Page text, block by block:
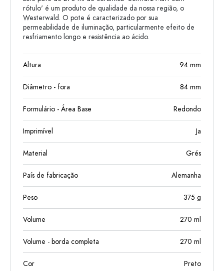
rótulo' é um produto de qualidade da nossa região, o
Westerwald. O pote é caracterizado por sua
permeabilidade de iluminação, particularmente efeito de
resfriamento longo e resistência ao ácido.
Altura 94 mm
Diâmetro - fora 84 mm
Formulário - Área Base Redondo
Imprimível Ja
Material Grés
País de fabricação Alemanha
Peso 375 g
Volume 270 ml
Volume - borda completa 270 ml
Cor Preto